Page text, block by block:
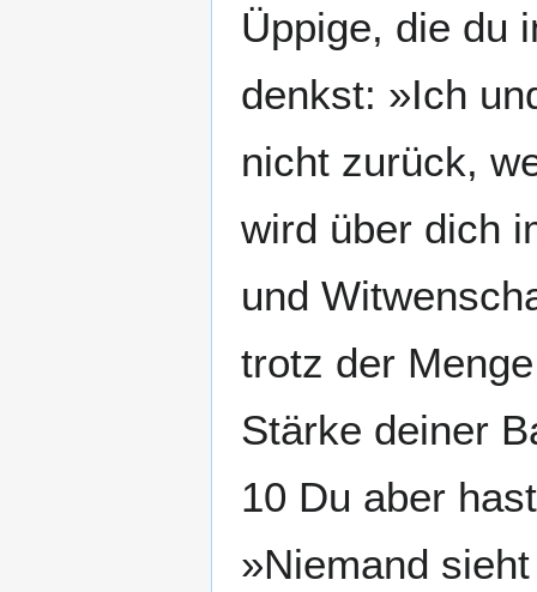
Üppige, die du
denkst: »Ich
nicht zurück,
wird über dich
und
trotz der
Stärke deiner
10 Du aber
»Niemand